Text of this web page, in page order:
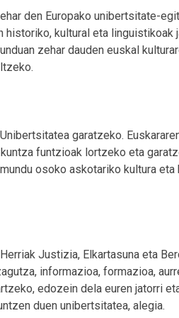
den Europako unibertsitate-
historiko, kultural eta linguistikoak
zehar dauden euskal
garatzeko.
funtzioak lortzeko eta
osoko askotariko kultura
Justizia, Elkartasuna eta
informazioa, formazioa,
edozein dela euren jatorri
duen unibertsitatea, alegia.